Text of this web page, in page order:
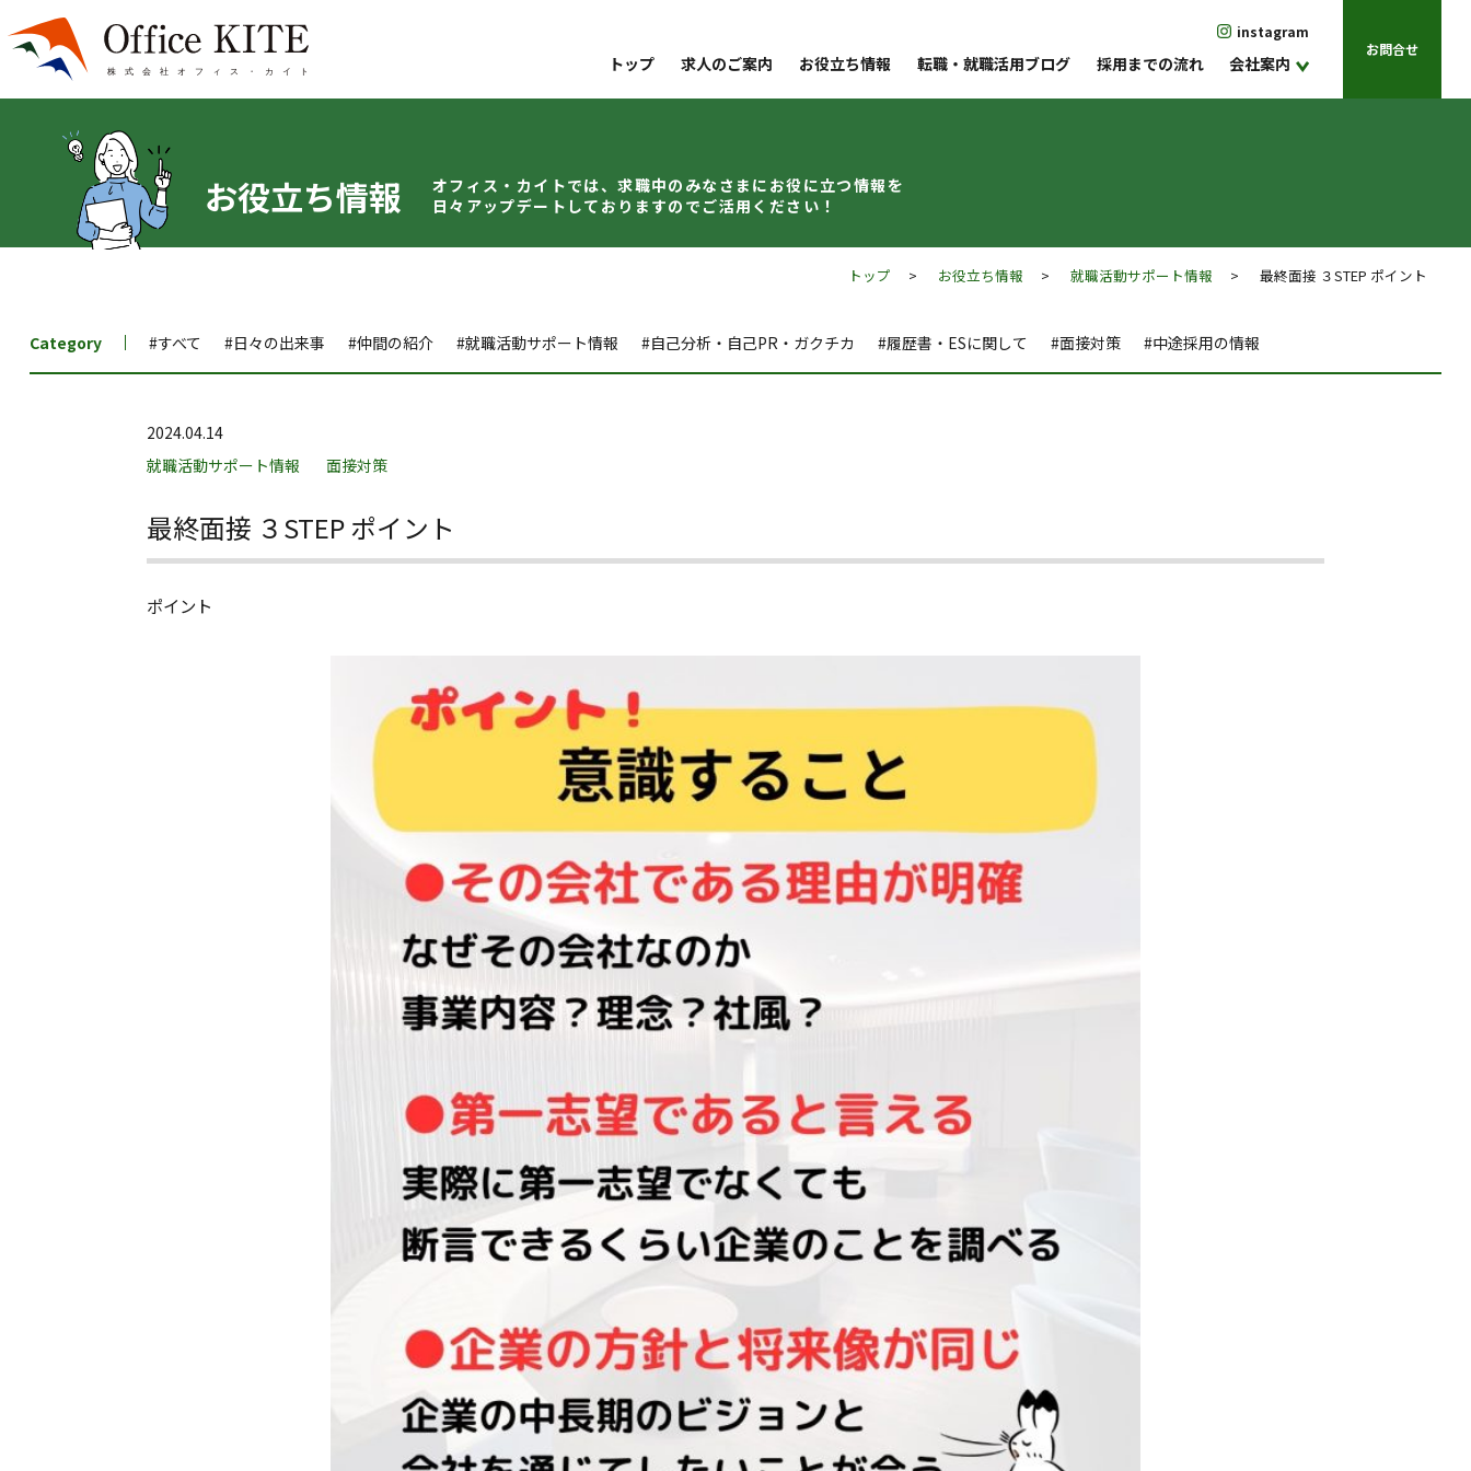
instagram
トップ 求人のご案内 お役立ち情報 転職・就職活用ブログ 採用までの流れ 会社案内
お問合せ
お役立ち情報 オフィス・カイトでは、求職中のみなさまに お役に立つ情報を
日々アップデート しておりますのでご活用ください！
トップ > お役立ち情報 >就職活動サポート情報 > 最終面接 ３STEP ポイント
Category #すべて #日々の出来事 #仲間の紹介 #就職活動サポート情報 #自己分析・自己PR・ガクチカ #履歴書・ESに関して #面接対策 #中途採用の情報
2024.04.14
就職活動サポート情報
面接対策
最終面接 ３STEP ポイント
ポイント